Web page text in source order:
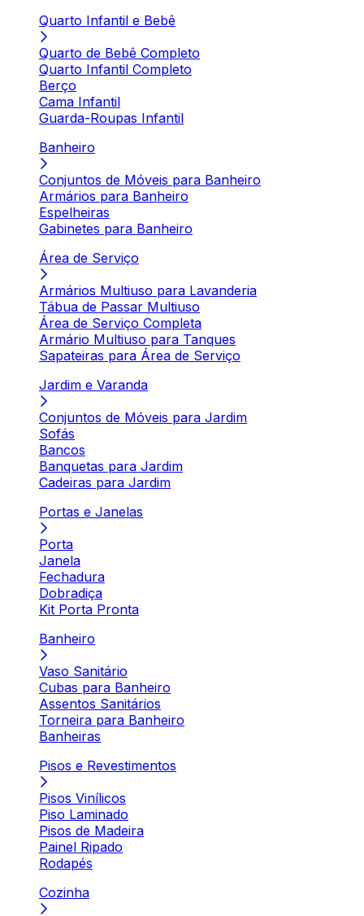
Quarto Infantil e Bebê
Quarto de Bebê Completo
Quarto Infantil Completo
Berço
Cama Infantil
Guarda-Roupas Infantil
Banheiro
Conjuntos de Móveis para Banheiro
Armários para Banheiro
Espelheiras
Gabinetes para Banheiro
Área de Serviço
Armários Multiuso para Lavanderia
Tábua de Passar Multiuso
Área de Serviço Completa
Armário Multiuso para Tanques
Sapateiras para Área de Serviço
Jardim e Varanda
Conjuntos de Móveis para Jardim
Sofás
Bancos
Banquetas para Jardim
Cadeiras para Jardim
Portas e Janelas
Porta
Janela
Fechadura
Dobradiça
Kit Porta Pronta
Banheiro
Vaso Sanitário
Cubas para Banheiro
Assentos Sanitários
Torneira para Banheiro
Banheiras
Pisos e Revestimentos
Pisos Vinílicos
Piso Laminado
Pisos de Madeira
Painel Ripado
Rodapés
Cozinha